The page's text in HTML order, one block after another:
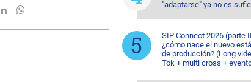
"adaptarse" ya no es
SIP Connect 2026 (parte
¿cómo nace el nuevo
de producción? (Long
Tok + multi cross +